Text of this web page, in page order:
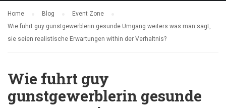
Home Blog
Event Zone
Wie fuhrt guy gunstgewerblerin gesunde Umgang weiters was man sagt,
sie seien realistische Erwartungen within der Verhaltnis?
Wie fuhrt guy
gunstgewerblerin gesunde